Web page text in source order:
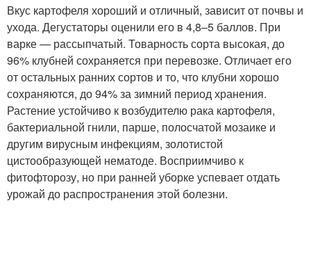
Вкус картофеля хороший и отличный, зависит от почвы и
ухода. Дегустаторы оценили его в 4,8–5 баллов. При
варке — рассыпчатый. Товарность сорта высокая, до
96% клубней сохраняется при перевозке. Отличает его
от остальных ранних сортов и то, что клубни хорошо
сохраняются, до 94% за зимний период хранения.
Растение устойчиво к возбудителю рака картофеля,
бактериальной гнили, парше, полосчатой мозаике и
другим вирусным инфекциям, золотистой
цистообразующей нематоде. Восприимчиво к
фитофторозу, но при ранней уборке успевает отдать
урожай до распространения этой болезни.